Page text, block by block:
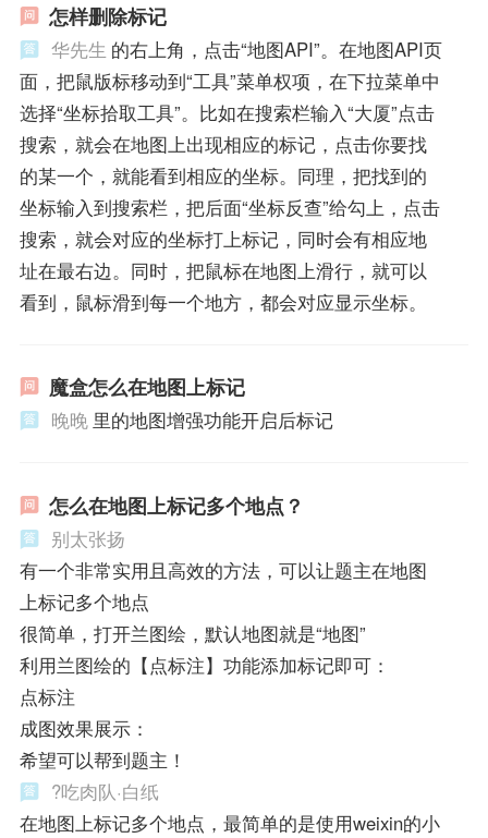
怎样删除标记
华先生 的右上角，点击“地图API”。在地图API页
面，把鼠版标移动到“工具”菜单权项，在下拉菜单中
选择“坐标拾取工具”。比如在搜索栏输入“大厦”点击
搜索，就会在地图上出现相应的标记，点击你要找
的某一个，就能看到相应的坐标。同理，把找到的
坐标输入到搜索栏，把后面“坐标反查”给勾上，点击
搜索，就会对应的坐标打上标记，同时会有相应地
址在最右边。同时，把鼠标在地图上滑行，就可以
看到，鼠标滑到每一个地方，都会对应显示坐标。
魔盒怎么在地图上标记
晚晚 里的地图增强功能开启后标记
怎么在地图上标记多个地点？
别太张扬
有一个非常实用且高效的方法，可以让题主在地图
上标记多个地点
很简单，打开兰图绘，默认地图就是“地图”
利用兰图绘的【点标注】功能添加标记即可：
点标注
成图效果展示：
希望可以帮到题主！
?吃肉队·白纸
在地图上标记多个地点，最简单的是使用weixin的小